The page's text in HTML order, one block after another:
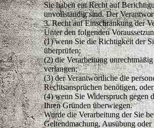
Sie haben ein Recht auf
unvollständig sind. Der
3. Recht auf Einschränkung der
Unter den folgenden
(1) wenn Sie die Richtigkeit der
überprüfen;
(2) die Verarbeitung
verlangen;
(3) der Verantwortliche die
Rechtsansprüchen benötigen, oder
(4) wenn Sie Widerspruch gegen
Ihren Gründen überwiegen.
Wurde die Verarbeitung der Sie
Geltendmachung, Ausübung